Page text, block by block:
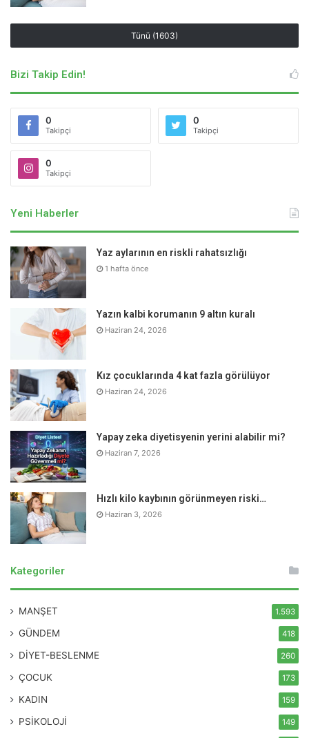
Sağlığınızla ilgili durumlarda lütfen uzman bir doktora danışınız.
uygulamadan doğabilecek zarardan sorumlu tutulamaz. Sitemizi ziyaret
eden, yorum yapan ve doktorlara soru gönderen kişiler, bu uyarıları kabul
Etiketler bagırsak mukozası doç.dr. halil genc
kanser
kolon kanseri
kolonoskropi kronik isha kronik kabızlık
Tünü (1603)
Bizi Takip Edin!
0
Takipçi
0
Takipçi
0
Takipçi
Yeni Haberler
Yaz aylarının en riskli rahatsızlığı
1 hafta önce
Yazın kalbi korumanın 9 altın kuralı
Haziran 24, 2026
Kız çocuklarında 4 kat fazla görülüyor
Haziran 24, 2026
Yapay zeka diyetisyenin yerini alabilir mi?
Haziran 7, 2026
Hızlı kilo kaybının görünmeyen riski…
Haziran 3, 2026
Kategoriler
MANŞET 1.593
GÜNDEM 418
DİYET-BESLENME 260
ÇOCUK 173
KADIN 159
PSİKOLOJİ 149